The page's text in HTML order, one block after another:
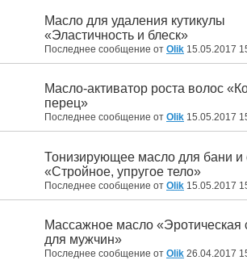
Масло для удаления кутикулы
«Эластичность и блеск»
Последнее сообщение от Olik 15.05.2017
Масло-активатор роста волос
перец»
Последнее сообщение от Olik 15.05.2017
Тонизирующее масло для бани и
«Стройное, упругое тело»
Последнее сообщение от Olik 15.05.2017
Массажное масло «Эротическая
для мужчин»
Последнее сообщение от Olik 26.04.2017